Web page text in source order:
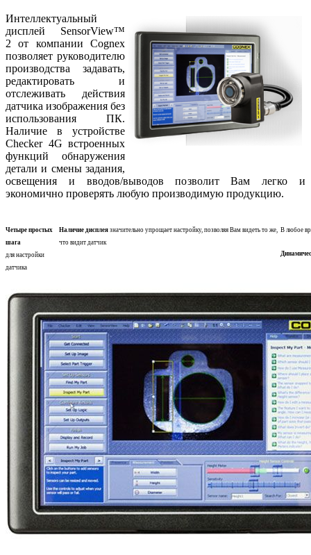
Интеллектуальный
дисплей SensorView™
2 от компании Cognex
позволяет руководителю
производства задавать,
редактировать и
отслеживать действия
датчика изображения без
использования ПК.
Наличие в устройстве
Checker 4G встроенных
функций обнаружения
детали и смены задания,
освещения и вводов/выводов позволит Вам легко и
экономично проверять любую производимую продукцию.
Четыре простых
шага
для настройки
датчика
Наличие дисплея значительно упрощает настройку, позволяя Вам видеть то же,
что видит датчик
В любое